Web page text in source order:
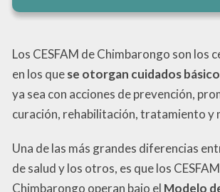
Los CESFAM de Chimbarongo son los
en los quese otorgan cuidados
ya sea con acciones de prevención,
curación, rehabilitación, tratamiento y
Una de las más grandes diferencias
de salud y los otros, es que los
Chimbarongo operan bajo el Modelo